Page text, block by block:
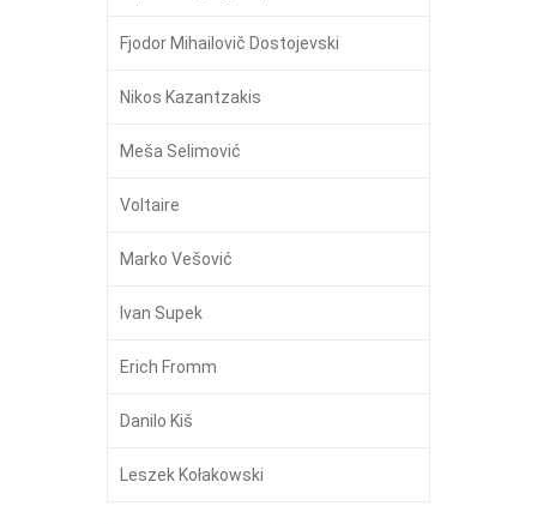
Fjodor Mihailovič Dostojevski
Nikos Kazantzakis
Meša Selimović
Voltaire
Marko Vešović
Ivan Supek
Erich Fromm
Danilo Kiš
Leszek Kołakowski